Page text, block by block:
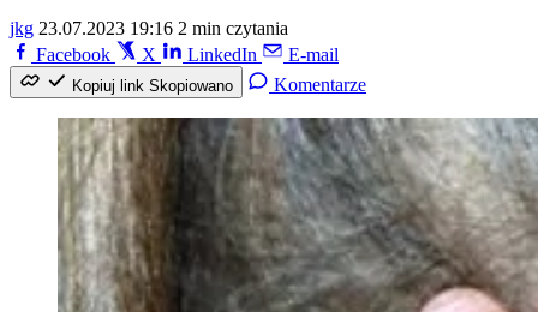
jkg 23.07.2023 19:16 2 min czytania
Facebook
X LinkedIn E-mail
Kopiuj link Skopiowano Komentarze